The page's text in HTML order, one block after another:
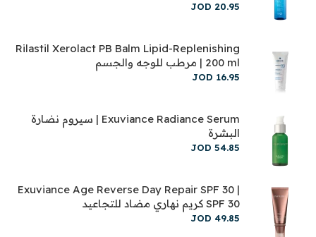
JOD 20.95
Rilastil Xerolact PB Balm Lipid-Replenishing
200 ml | مرطب للوجه والجسم
JOD 16.95
Exuviance Radiance Serum | سيروم نضارة
البشرة
JOD 54.85
Exuviance Age Reverse Day Repair SPF 30 |
SPF 30 كريم نهاري مضاد للتجاعيد
JOD 49.85